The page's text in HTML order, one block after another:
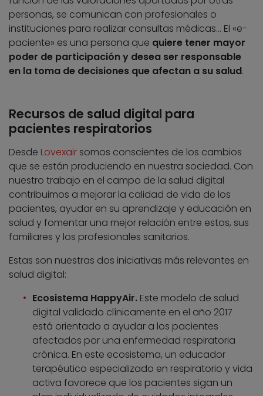
personas, se comunican con profesionales o
instituciones para realizar consultas médicas… El «e-
paciente» es una persona que quiere tener mayor
poder de participación y desea ser responsable
en la toma de decisiones que afectan a su salud.
Recursos de salud digital para
pacientes respiratorios
Desde Lovexair somos conscientes de los cambios
que se están produciendo en nuestra sociedad. Con
nuestro trabajo en el campo de la salud digital
contribuimos a mejorar la calidad de vida de los
pacientes, ayudar en su aprendizaje y educación en
salud y fomentar una mejor relación entre estos, sus
familiares y los profesionales sanitarios.
Estas son nuestras dos iniciativas más relevantes en
salud digital:
Ecosistema HappyAir. Este modelo de salud
digital validado clínicamente en el año 2017
está orientado a ayudar a los pacientes
afectados por una enfermedad respiratoria
crónica. En este ecosistema, un educador
terapéutico especializado en respiratorio y vida
activa favorece que los pacientes sigan un